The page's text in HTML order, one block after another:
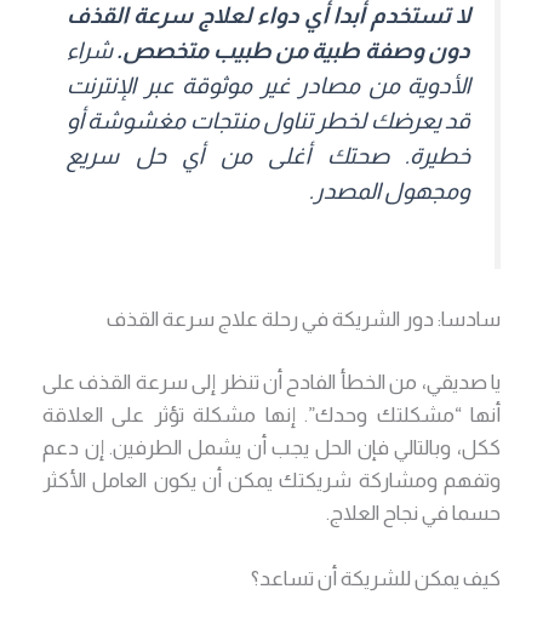
لا تستخدم أبدا أي دواء لعلاج سرعة القذف
دون وصفة طبية من طبيب متخصص.شراء
الأدوية من مصادر غير موثوقة عبر الإنترنت
قد يعرضك لخطر تناول منتجات مغشوشة أو
خطيرة. صحتك أغلى من أي حل سريع
ومجهول المصدر.
سادسا: دور الشريكة في رحلة علاج سرعة القذف
يا صديقي، من الخطأ الفادح أن تنظر إلى سرعة القذف على
أنها “مشكلتك وحدك”. إنها مشكلة تؤثر على العلاقة
ككل، وبالتالي فإن الحل يجب أن يشمل الطرفين. إن دعم
وتفهم ومشاركة شريكتك يمكن أن يكون العامل الأكثر
حسما في نجاح العلاج.
كيف يمكن للشريكة أن تساعد؟